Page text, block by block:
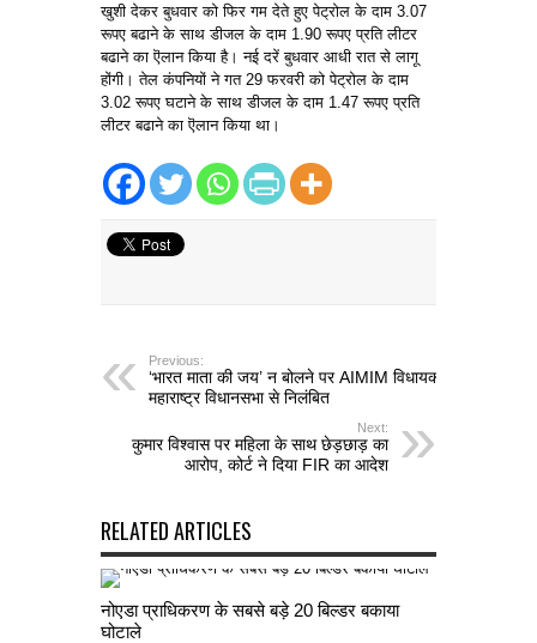
खुशी देकर बुधवार को फिर गम देते हुए पेट्रोल के दाम 3.07
रूपए बढाने के साथ डीजल के दाम 1.90 रूपए प्रति लीटर
बढाने का ऎलान किया है। नई दरें बुधवार आधी रात से लागू
होंगी। तेल कंपनियों ने गत 29 फरवरी को पेट्रोल के दाम
3.02 रूपए घटाने के साथ डीजल के दाम 1.47 रूपए प्रति
लीटर बढाने का ऎलान किया था।
Previous:
‘भारत माता की जय’ न बोलने पर AIMIM विधायक
महाराष्ट्र विधानसभा से निलंबित
Next:
कुमार विश्वास पर महिला के साथ छेड़छाड़ का
आरोप, कोर्ट ने दिया FIR का आदेश
RELATED ARTICLES
नोएडा प्राधिकरण के सबसे बड़े 20 बिल्डर बकाया
घोटाले